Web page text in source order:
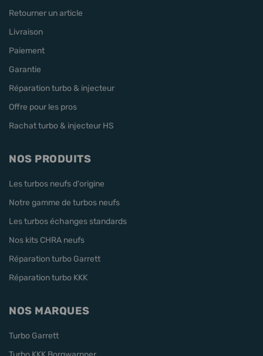
Retourner un article
Livraison
Paiement
Garantie
Réparation turbo & injecteur
Offre pour les pros
Rachat turbo & injecteur HS
NOS PRODUITS
Les turbos neufs d'origine
Notre gamme de turbos neufs
Les turbos échanges standards
Nos kits CHRA neufs
Réparation turbo Garrett
Réparation turbo KKK
NOS MARQUES
Turbo Garrett